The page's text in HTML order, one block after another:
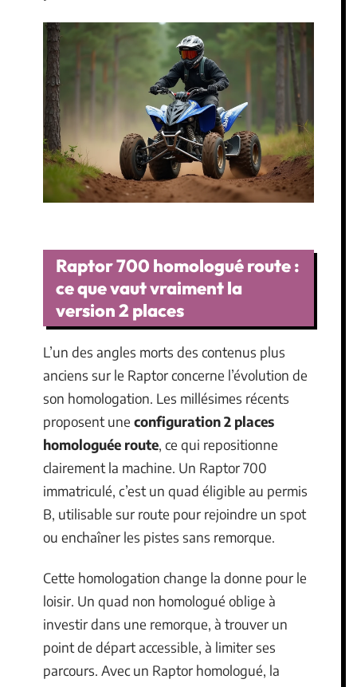
Raptor 700 homologué route :
ce que vaut vraiment la
version 2 places
L’un des angles morts des contenus plus
anciens sur le Raptor concerne l’évolution de
son homologation. Les millésimes récents
proposent une configuration 2 places
homologuée route, ce qui repositionne
clairement la machine. Un Raptor 700
immatriculé, c’est un quad éligible au permis
B, utilisable sur route pour rejoindre un spot
ou enchaîner les pistes sans remorque.
Cette homologation change la donne pour le
loisir. Un quad non homologué oblige à
investir dans une remorque, à trouver un
point de départ accessible, à limiter ses
parcours. Avec un Raptor homologué, la